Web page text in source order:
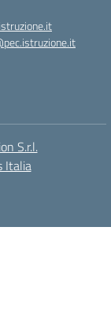
S.r.l.
Italia